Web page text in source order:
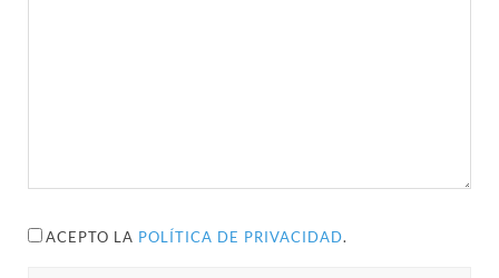
ACEPTO LA POLÍTICA DE PRIVACIDAD.